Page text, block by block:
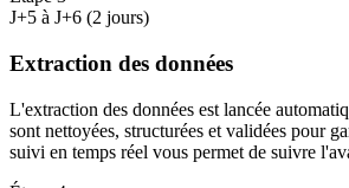
J+5 à J+6 (2 jours)
Extraction des données
L'extraction des données est lancée
sont nettoyées, structurées et validées pour
suivi en temps réel vous permet de suivre